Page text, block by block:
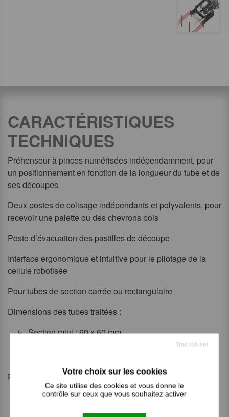
CARACTÉRISTIQUES
TECHNIQUES
Préhenseur à pinces numérisées indépendamment, pour
un positionnement en fonction de la longueur du tube et de
ses découpes
Deux postes de colisage indépendants et polyvalents, pour
recevoir une palette ou des chevrons bois
Poste d’évacuation des pastilles de découpe
Interface ergonomique et intuitive pour le pilotage de la
cellule robotisée
Pour tubes de section carrée ou rectangulaire
Dimensions des tubes traitées :
Section mini : 60 x 60 mm
Poids maxi des tubes :
120 kg
Ce site utilise des cookies et vous donne le
contrôle sur ceux que vous souhaitez activer
Tout refuser